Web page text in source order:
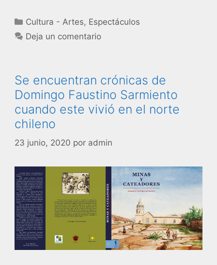
Cultura - Artes, Espectáculos
Deja un comentario
Se encuentran crónicas de
Domingo Faustino Sarmiento
cuando este vivió en el norte
chileno
23 junio, 2020 por admin